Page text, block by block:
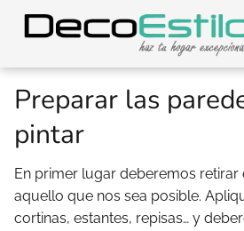
Preparar las
pintar
En primer lugar deberemos retirar
aquello que nos sea posible.
cortinas, estantes, repisas… y